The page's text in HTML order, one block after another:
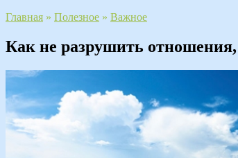
Главная » Полезное » Важное
Как не разрушить